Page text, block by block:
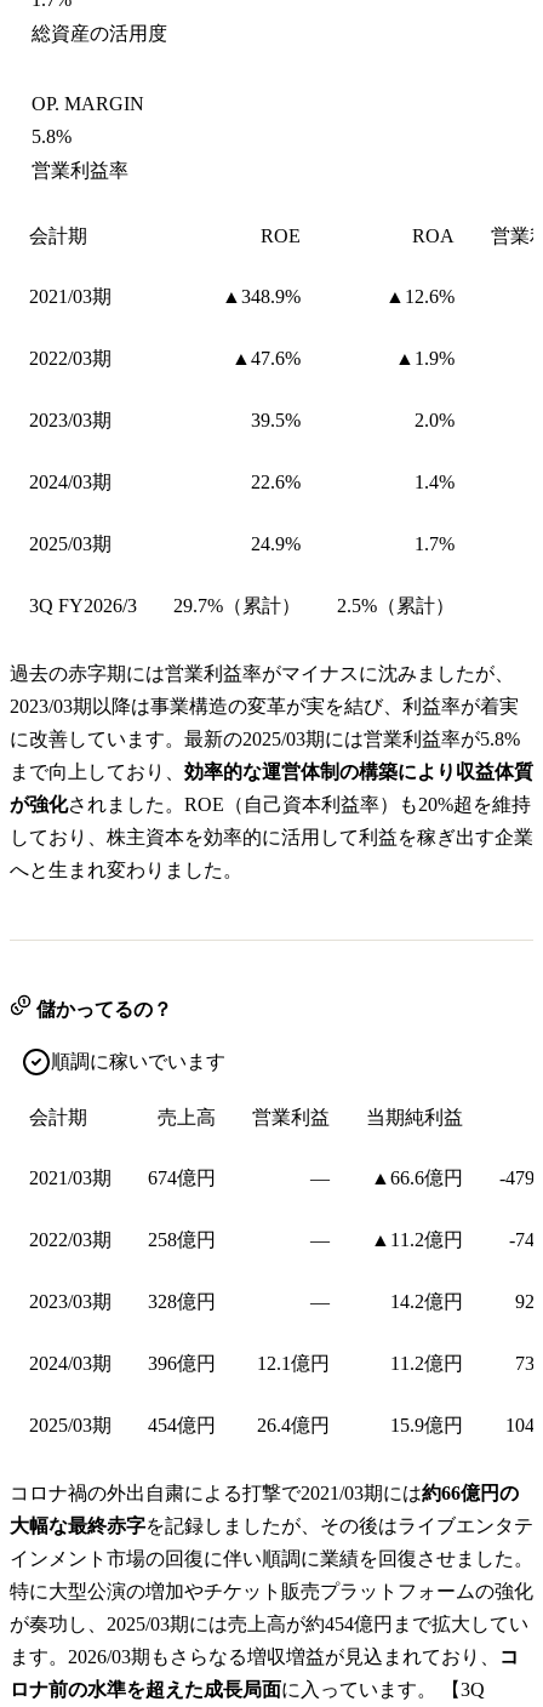
総資産の活用度
OP. MARGIN
5.8%
営業利益率
会計期 ROE ROA 営業
2021/03期 ▲348.9% ▲12.6%
2022/03期 ▲47.6% ▲1.9%
2023/03期 39.5% 2.0%
2024/03期 22.6% 1.4%
2025/03期 24.9% 1.7%
3Q FY2026/3 29.7%（累計） 2.5%（累計）
過去の赤字期には営業利益率がマイナスに沈みましたが、
2023/03期以降は事業構造の変革が実を結び、利益率が着実
に改善しています。最新の2025/03期には営業利益率が5.8%
まで向上しており、 効率的な運営体制の構築により収益体質
が強化されました。ROE（自己資本利益率）も20%超を維持
しており、株主資本を効率的に活用して利益を稼ぎ出す企業
へと生まれ変わりました。
儲かってるの？
順調に稼いでいます
会計期 売上高 営業利益 当期純利益
2021/03期 674億円 — ▲66.6億円 -
2022/03期 258億円 — ▲11.2億円 -
2023/03期 328億円 — 14.2億円
2024/03期 396億円 12.1億円 11.2億円
2025/03期 454億円 26.4億円 15.9億円
コロナ禍の外出自粛による打撃で2021/03期には約66億円の
大幅な最終赤字を記録しましたが、その後はライブエンタテ
インメント市場の回復に伴い順調に業績を回復させました。
特に大型公演の増加やチケット販売プラットフォームの強化
が奏功し、2025/03期には売上高が約454億円まで拡大してい
ます。2026/03期もさらなる増収増益が見込まれており、
コ
ロナ前の水準を超えた成長局面に入っています。 【3Q